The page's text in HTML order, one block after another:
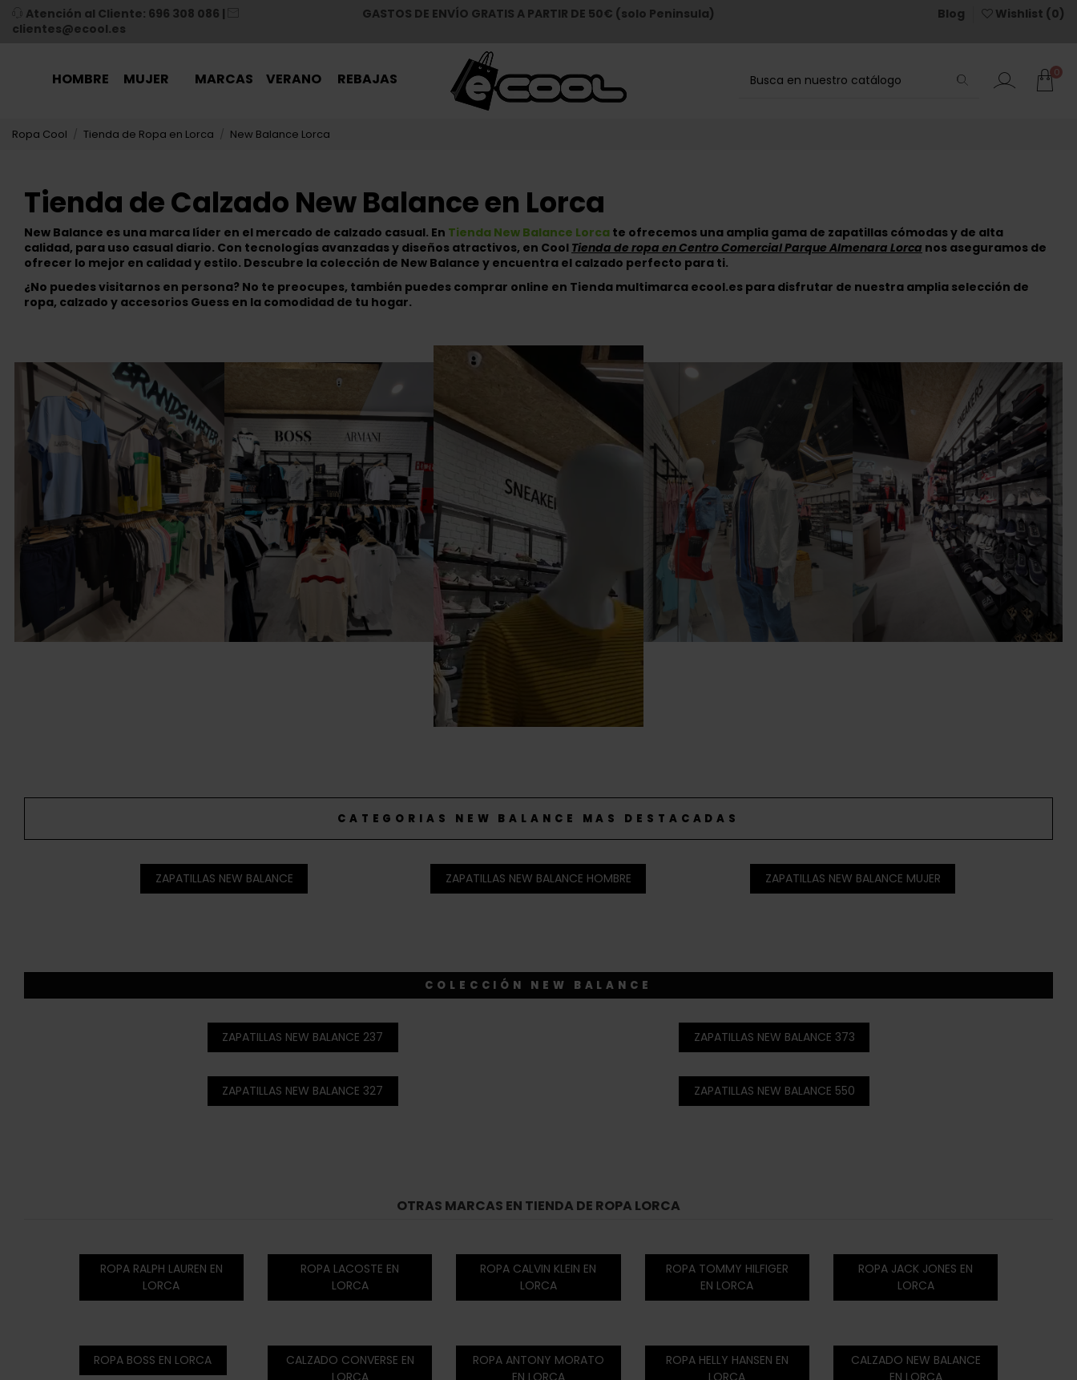
Atención al Cliente: 696 308 086 |
clientes@ecool.es
GASTOS DE ENVÍO GRATIS A PARTIR DE 50€ (solo Peninsula) Blog Wishlist (0)
HOMBRE MUJER MARCAS VERANO REBAJAS 0
Ropa Cool Tienda de Ropa en Lorca New Balance Lorca
Tienda de Calzado New Balance en Lorca
New Balance es una marca líder en el mercado de calzado casual. En Tienda New Balance Lorca te ofrecemos una amplia gama de zapatillas cómodas y de alta
calidad, para uso casual diario. Con tecnologías avanzadas y diseños atractivos, en Cool Tienda de ropa en Centro Comercial Parque Almenara Lorca nos aseguramos de
ofrecer lo mejor en calidad y estilo. Descubre la colección de New Balance y encuentra el calzado perfecto para ti.
¿No puedes visitarnos en persona? No te preocupes, también puedes comprar online en Tienda multimarca ecool.es para disfrutar de nuestra amplia selección de
ropa, calzado y accesorios Guess en la comodidad de tu hogar.
CATEGORIAS NEW BALANCE MAS DESTACADAS
ZAPATILLAS NEW BALANCE ZAPATILLAS NEW BALANCE HOMBRE ZAPATILLAS NEW BALANCE MUJER
COLECCIÓN NEW BALANCE
ZAPATILLAS NEW BALANCE 237 ZAPATILLAS NEW BALANCE 373
ZAPATILLAS NEW BALANCE 327 ZAPATILLAS NEW BALANCE 550
OTRAS MARCAS EN TIENDA DE ROPA LORCA
ROPA RALPH LAUREN EN
LORCA
ROPA LACOSTE EN
LORCA
ROPA CALVIN KLEIN EN
LORCA
ROPA TOMMY HILFIGER
EN LORCA
ROPA JACK JONES EN
LORCA
ROPA BOSS EN LORCA
CALZADO CONVERSE EN
LORCA
ROPA ANTONY MORATO
EN LORCA
ROPA HELLY HANSEN EN
LORCA
CALZADO NEW BALANCE
EN LORCA